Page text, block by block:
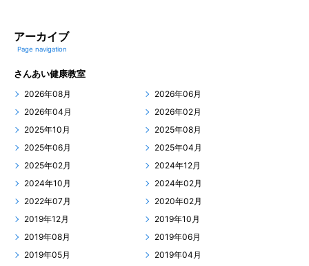
アーカイブ
Page navigation
さんあい健康教室
2026年08月
2026年06月
2026年04月
2026年02月
2025年10月
2025年08月
2025年06月
2025年04月
2025年02月
2024年12月
2024年10月
2024年02月
2022年07月
2020年02月
2019年12月
2019年10月
2019年08月
2019年06月
2019年05月
2019年04月